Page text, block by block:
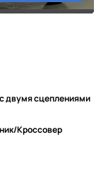
двумя сцеплениями
Кроссовер